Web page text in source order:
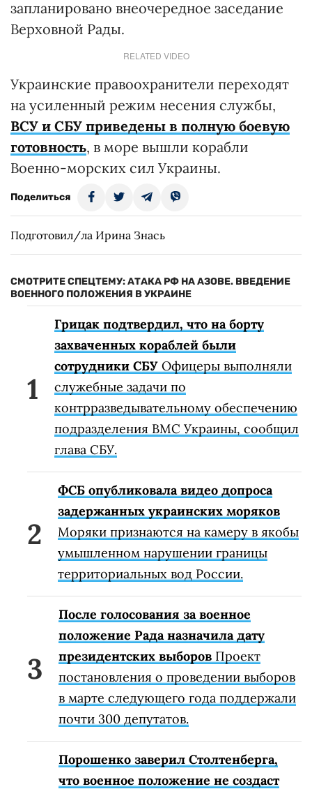
запланировано внеочередное заседание
Верховной Рады.
RELATED VIDEO
Украинские правоохранители переходят
на усиленный режим несения службы,
ВСУ и СБУ приведены в полную боевую
готовность, в море вышли корабли
Военно-морских сил Украины.
Поделиться
Подготовил/ла Ирина Знась
СМОТРИТЕ СПЕЦТЕМУ: АТАКА РФ НА АЗОВЕ. ВВЕДЕНИЕ
ВОЕННОГО ПОЛОЖЕНИЯ В УКРАИНЕ
Грицак подтвердил, что на борту
захваченных кораблей были
сотрудники СБУ Офицеры выполняли
служебные задачи по
контрразведывательному обеспечению
подразделения ВМС Украины, сообщил
глава СБУ.
ФСБ опубликовала видео допроса
задержанных украинских моряков
Моряки признаются на камеру в якобы
умышленном нарушении границы
территориальных вод России.
После голосования за военное
положение Рада назначила дату
президентских выборов Проект
постановления о проведении выборов
в марте следующего года поддержали
почти 300 депутатов.
Порошенко заверил Столтенберга,
что военное положение не создаст